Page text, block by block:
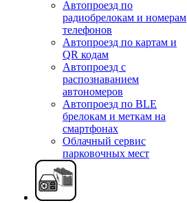
Автопроезд по
радиобрелокам и номерам
телефонов
Автопроезд по картам и
QR кодам
Автопроезд с
распознаванием
автономеров
Автопроезд по BLE
брелокам и меткам на
смартфонах
Облачный сервис
парковочных мест